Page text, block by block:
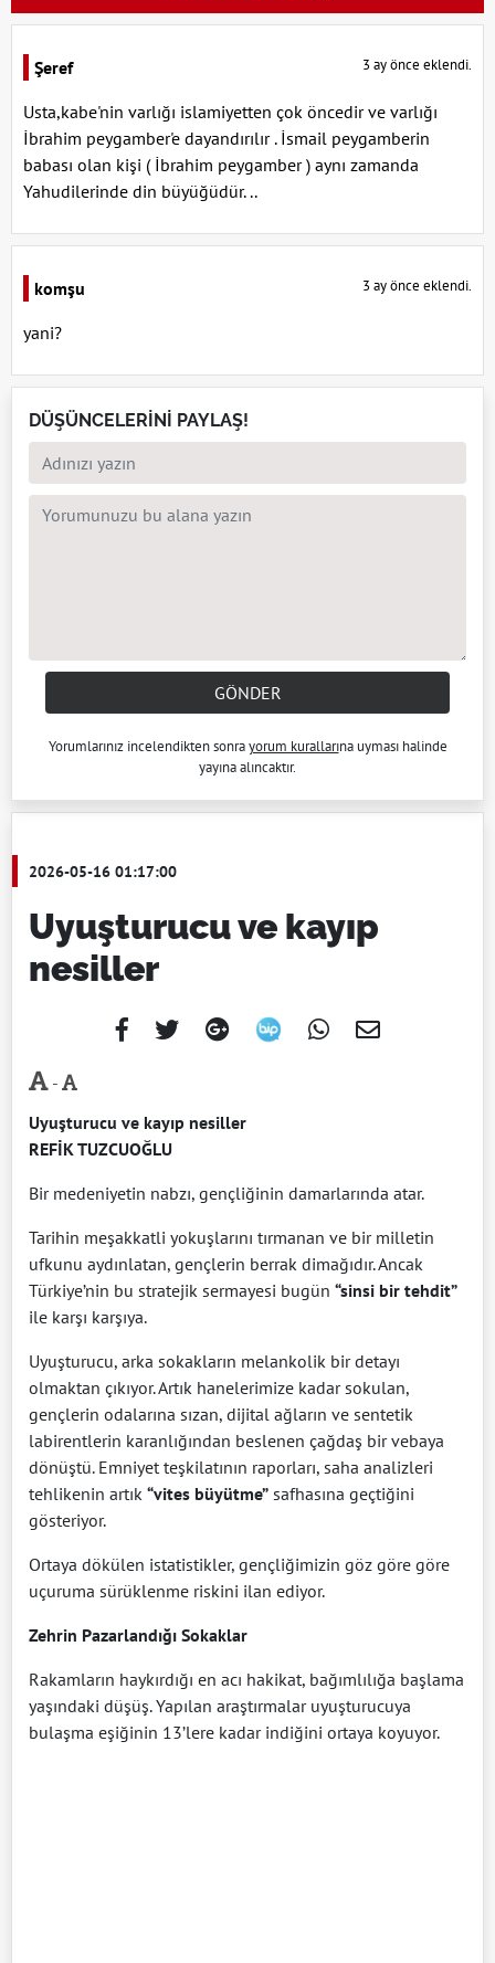
Şeref 3 ay önce eklendi.
Usta,kabe'nin varlığı islamiyetten çok öncedir ve varlığı
İbrahim peygamber'e dayandırılır . İsmail peygamberin
babası olan kişi ( İbrahim peygamber ) aynı zamanda
Yahudilerinde din büyüğüdür. ..
komşu 3 ay önce eklendi.
yani?
DÜŞÜNCELERİNİ PAYLAŞ!
GÖNDER
Yorumlarınız incelendikten sonrayorum kurallarına uyması halinde
yayına alıncaktır.
2026-05-16 01:17:00
Uyuşturucu ve kayıp
nesiller
-
Uyuşturucu ve kayıp nesiller
REFİK TUZCUOĞLU
Bir medeniyetin nabzı, gençliğinin damarlarında atar.
Tarihin meşakkatli yokuşlarını tırmanan ve bir milletin
ufkunu aydınlatan, gençlerin berrak dimağıdır. Ancak
Türkiye’nin bu stratejik sermayesi bugün “sinsi bir tehdit”
ile karşı karşıya.
Uyuşturucu, arka sokakların melankolik bir detayı
olmaktan çıkıyor. Artık hanelerimize kadar sokulan,
gençlerin odalarına sızan, dijital ağların ve sentetik
labirentlerin karanlığından beslenen çağdaş bir vebaya
dönüştü. Emniyet teşkilatının raporları, saha analizleri
tehlikenin artık “vites büyütme” safhasına geçtiğini
gösteriyor.
Ortaya dökülen istatistikler, gençliğimizin göz göre göre
uçuruma sürüklenme riskini ilan ediyor.
Zehrin Pazarlandığı Sokaklar
Rakamların haykırdığı en acı hakikat, bağımlılığa başlama
yaşındaki düşüş. Yapılan araştırmalar uyuşturucuya
bulaşma eşiğinin 13’lere kadar indiğini ortaya koyuyor.